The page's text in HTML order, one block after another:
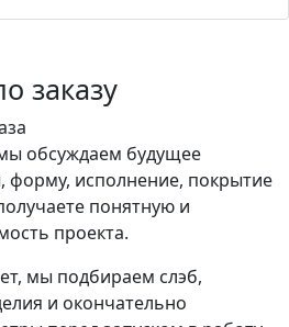
заказу
обсуждаем будущее
форму, исполнение, покрытие
понятную и
проекта.
мы подбираем слэб,
и окончательно